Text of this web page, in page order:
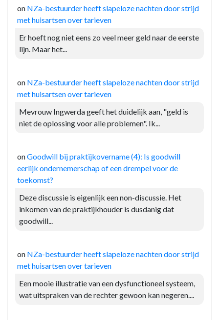
on NZa-bestuurder heeft slapeloze nachten door strijd
met huisartsen over tarieven
Er hoeft nog niet eens zo veel meer geld naar de eerste
lijn. Maar het...
on NZa-bestuurder heeft slapeloze nachten door strijd
met huisartsen over tarieven
Mevrouw Ingwerda geeft het duidelijk aan, "geld is
niet de oplossing voor alle problemen". Ik...
onGoodwill bij praktijkovername (4): Is goodwill
eerlijk ondernemerschap of een drempel voor de
toekomst?
Deze discussie is eigenlijk een non-discussie. Het
inkomen van de praktijkhouder is dusdanig dat
goodwill...
on NZa-bestuurder heeft slapeloze nachten door strijd
met huisartsen over tarieven
Een mooie illustratie van een dysfunctioneel systeem,
wat uitspraken van de rechter gewoon kan negeren....